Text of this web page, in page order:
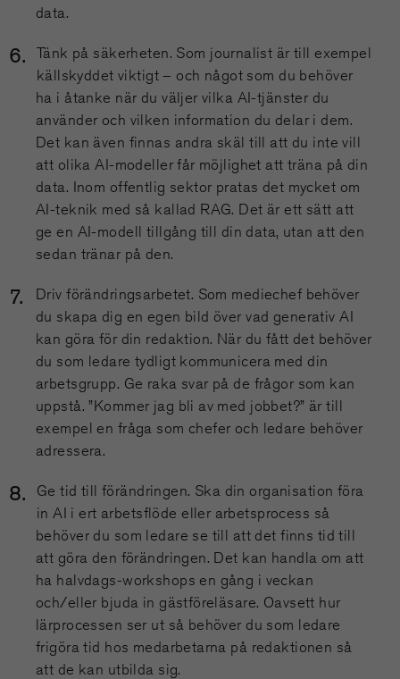
data.
Tänk på säkerheten. Som journalist är till exempel
källskyddet viktigt – och något som du behöver
ha i åtanke när du väljer vilka AI-tjänster du
använder och vilken information du delar i dem.
Det kan även finnas andra skäl till att du inte vill
att olika AI-modeller får möjlighet att träna på din
data. Inom offentlig sektor pratas det mycket om
AI-teknik med så kallad RAG. Det är ett sätt att
ge en AI-modell tillgång till din data, utan att den
sedan tränar på den.
Driv förändringsarbetet. Som mediechef behöver
du skapa dig en egen bild över vad generativ AI
kan göra för din redaktion. När du fått det behöver
du som ledare tydligt kommunicera med din
arbetsgrupp. Ge raka svar på de frågor som kan
uppstå. ”Kommer jag bli av med jobbet?” är till
exempel en fråga som chefer och ledare behöver
adressera.
Ge tid till förändringen. Ska din organisation föra
in AI i ert arbetsflöde eller arbetsprocess så
behöver du som ledare se till att det finns tid till
att göra den förändringen. Det kan handla om att
ha halvdags-workshops en gång i veckan
och/eller bjuda in gästföreläsare. Oavsett hur
lärprocessen ser ut så behöver du som ledare
frigöra tid hos medarbetarna på redaktionen så
att de kan utbilda sig.